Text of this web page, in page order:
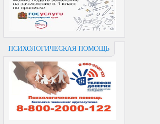
ПСИХОЛОГИЧЕСКАЯ ПОМОЩЬ